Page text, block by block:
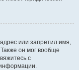
или запретил имя,
он мог вообще
с